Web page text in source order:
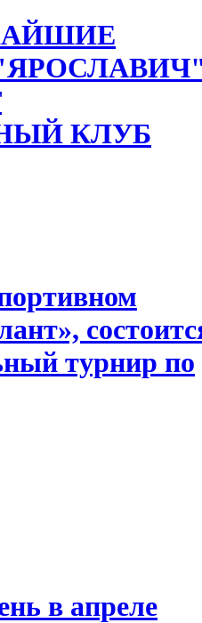
КЛУБ
турнир по
в апреле